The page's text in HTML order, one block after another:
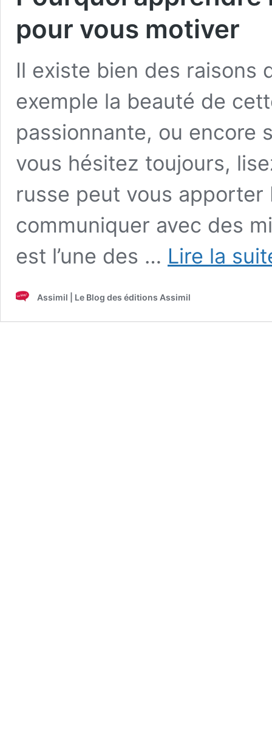
pour vous motiver
Il existe bien des raisons
exemple la beauté de
passionnante, ou encore
vous hésitez toujours,
russe peut vous apporter
communiquer avec des
est l’une des … Lire la
Assimil | Le Blog des éditions Assimil